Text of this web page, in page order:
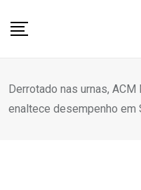
Derrotado nas urnas,
enaltece desempenho em